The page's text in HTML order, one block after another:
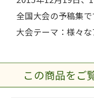
全国大会の予稿集で
大会テーマ：様々
この商品をご